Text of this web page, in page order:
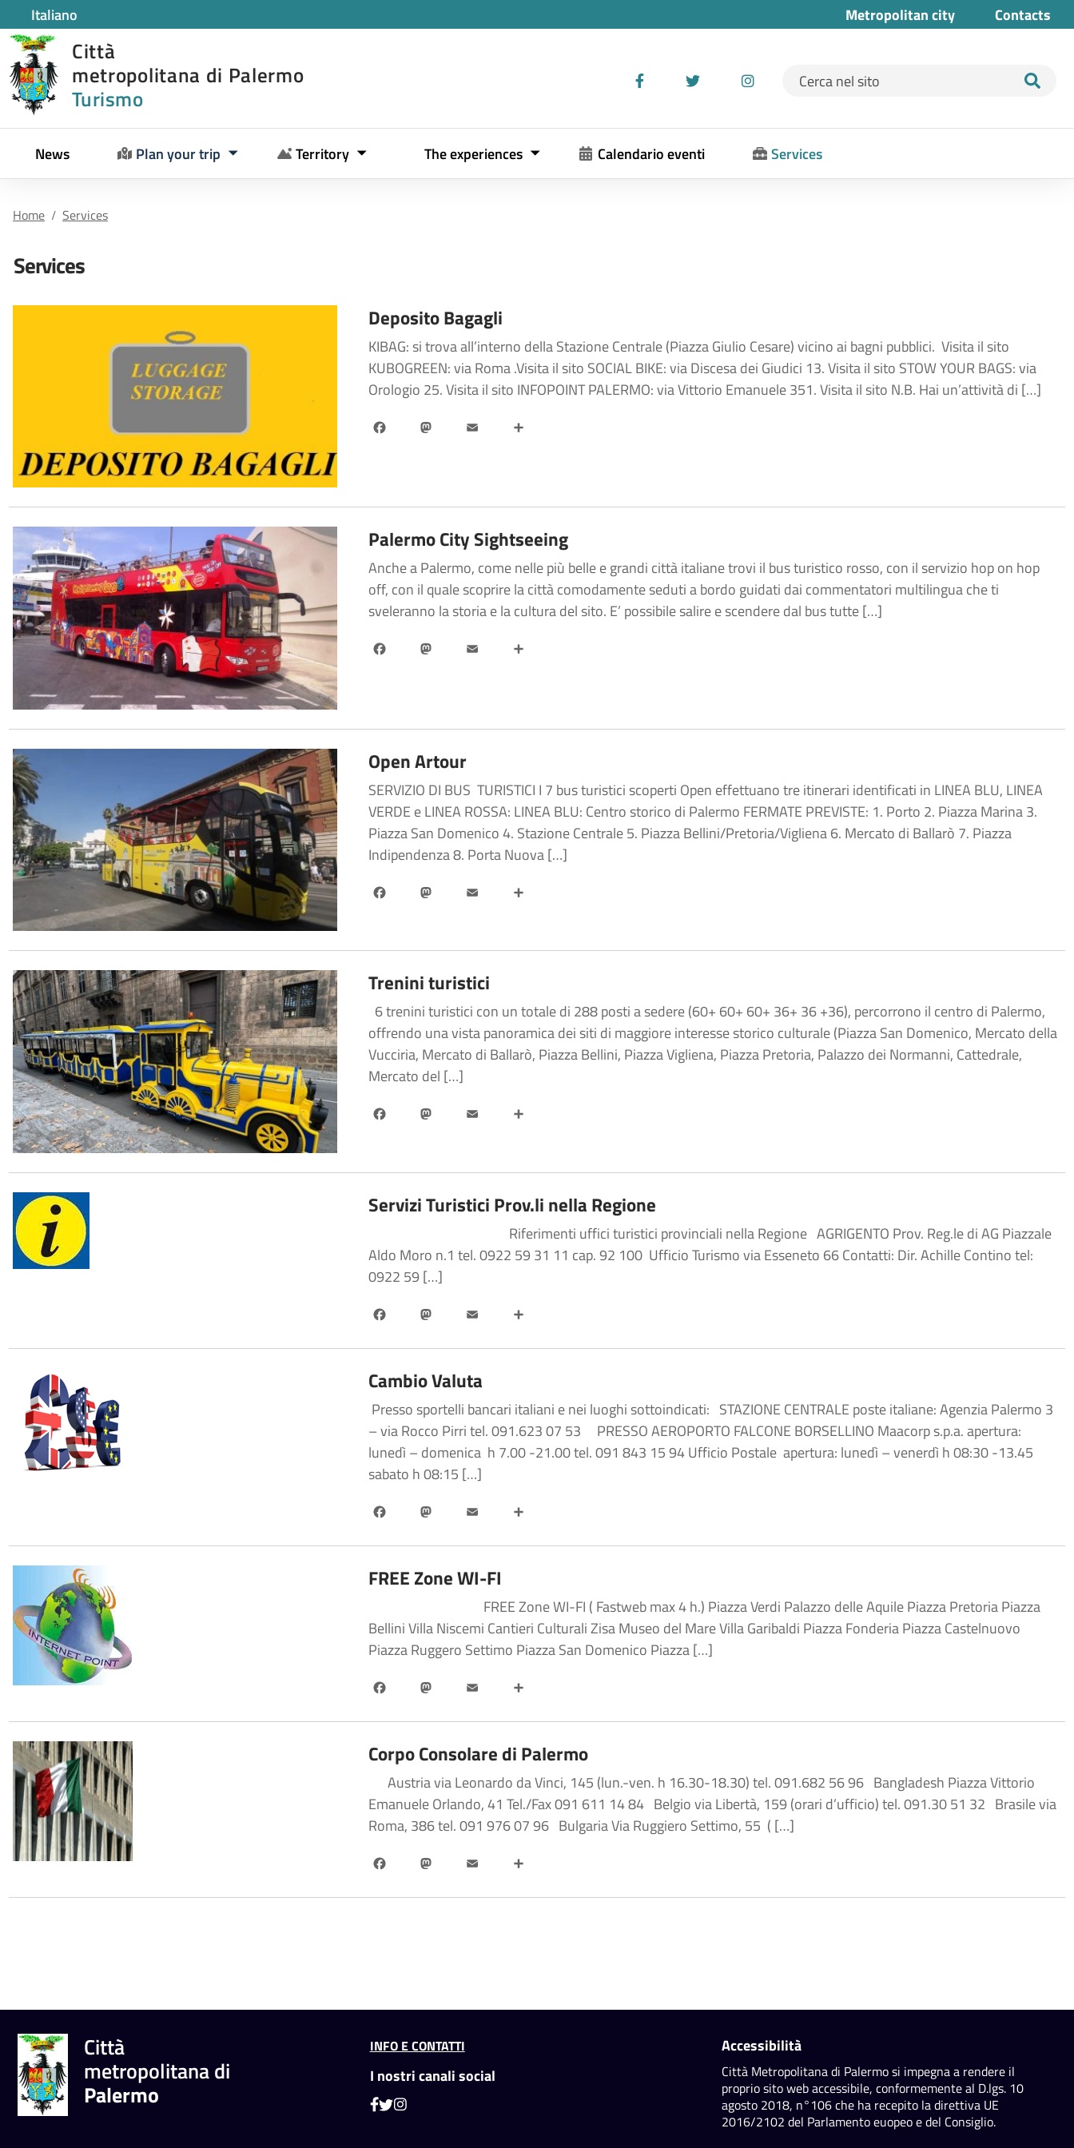
Italiano Metropolitan city Contacts
Città
metropolitana di Palermo
Turismo Ricerca per:
News Plan your trip Territory The experiences Calendario eventi Services
Home Services
Services
Deposito Bagagli
KIBAG: si trova all’interno della Stazione Centrale (Piazza Giulio Cesare) vicino ai bagni pubblici. Visita il sito
KUBOGREEN: via Roma .Visita il sito SOCIAL BIKE: via Discesa dei Giudici 13. Visita il sito STOW YOUR BAGS: via
Orologio 25. Visita il sito INFOPOINT PALERMO: via Vittorio Emanuele 351. Visita il sito N.B. Hai un’attività di […]
FacebookMastodonEmail Share
Palermo City Sightseeing
Anche a Palermo, come nelle più belle e grandi città italiane trovi il bus turistico rosso, con il servizio hop on hop
off, con il quale scoprire la città comodamente seduti a bordo guidati dai commentatori multilingua che ti
sveleranno la storia e la cultura del sito. E’ possibile salire e scendere dal bus tutte […]
FacebookMastodonEmail Share
Open Artour
SERVIZIO DI BUS TURISTICI I 7 bus turistici scoperti Open effettuano tre itinerari identificati in LINEA BLU, LINEA
VERDE e LINEA ROSSA: LINEA BLU: Centro storico di Palermo FERMATE PREVISTE: 1. Porto 2. Piazza Marina 3.
Piazza San Domenico 4. Stazione Centrale 5. Piazza Bellini/Pretoria/Vigliena 6. Mercato di Ballarò 7. Piazza
Indipendenza 8. Porta Nuova […]
FacebookMastodonEmail Share
Trenini turistici
6 trenini turistici con un totale di 288 posti a sedere (60+ 60+ 60+ 36+ 36 +36), percorrono il centro di Palermo,
offrendo una vista panoramica dei siti di maggiore interesse storico culturale (Piazza San Domenico, Mercato della
Vucciria, Mercato di Ballarò, Piazza Bellini, Piazza Vigliena, Piazza Pretoria, Palazzo dei Normanni, Cattedrale,
Mercato del […]
FacebookMastodonEmail Share
Servizi Turistici Prov.li nella Regione
Riferimenti uffici turistici provinciali nella Regione AGRIGENTO Prov. Reg.le di AG Piazzale
Aldo Moro n.1 tel. 0922 59 31 11 cap. 92 100 Ufficio Turismo via Esseneto 66 Contatti: Dir. Achille Contino tel:
0922 59 […]
FacebookMastodonEmail Share
Cambio Valuta
Presso sportelli bancari italiani e nei luoghi sottoindicati: STAZIONE CENTRALE poste italiane: Agenzia Palermo 3
– via Rocco Pirri tel. 091.623 07 53 PRESSO AEROPORTO FALCONE BORSELLINO Maacorp s.p.a. apertura:
lunedì – domenica h 7.00 -21.00 tel. 091 843 15 94 Ufficio Postale apertura: lunedì – venerdì h 08:30 -13.45
sabato h 08:15 […]
FacebookMastodonEmail Share
FREE Zone WI-FI
FREE Zone WI-FI ( Fastweb max 4 h.) Piazza Verdi Palazzo delle Aquile Piazza Pretoria Piazza
Bellini Villa Niscemi Cantieri Culturali Zisa Museo del Mare Villa Garibaldi Piazza Fonderia Piazza Castelnuovo
Piazza Ruggero Settimo Piazza San Domenico Piazza […]
FacebookMastodonEmail Share
Corpo Consolare di Palermo
Austria via Leonardo da Vinci, 145 (lun.-ven. h 16.30-18.30) tel. 091.682 56 96 Bangladesh Piazza Vittorio
Emanuele Orlando, 41 Tel./Fax 091 611 14 84 Belgio via Libertà, 159 (orari d’ufficio) tel. 091.30 51 32 Brasile via
Roma, 386 tel. 091 976 07 96 Bulgaria Via Ruggiero Settimo, 55 ( […]
FacebookMastodonEmail Share
Città
metropolitana di
Palermo
INFO E CONTATTI
I nostri canali social
Accessibilità
Città Metropolitana di Palermo si impegna a rendere il
proprio sito web accessibile, conformemente al D.lgs. 10
agosto 2018, n°106 che ha recepito la direttiva UE
2016/2102 del Parlamento euopeo e del Consiglio.